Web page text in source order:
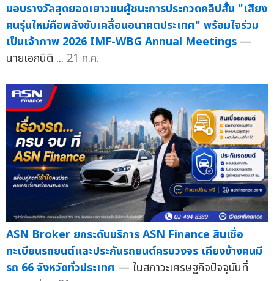
มอบรางวัลสุดยอดเยาวชนผู้ชนะการประกวดคลิปสั้น "เสียง
คนรุ่นใหม่คือพลังขับเคลื่อนอนาคตประเทศ" พร้อมใจร่วม
เป็นเจ้าภาพ 2026 IMF-WBG Annual Meetings —
นายเอกนิติ ... 21 ก.ค.
ASN Broker ยกระดับบริการ ASN Finance สินเชื่อ
ทะเบียนรถยนต์และประกันรถยนต์ครบวงจร เคียงข้างคนมี
รถ 66 จังหวัดทั่วประเทศ — ในสภาวะเศรษฐกิจปัจจุบันที่